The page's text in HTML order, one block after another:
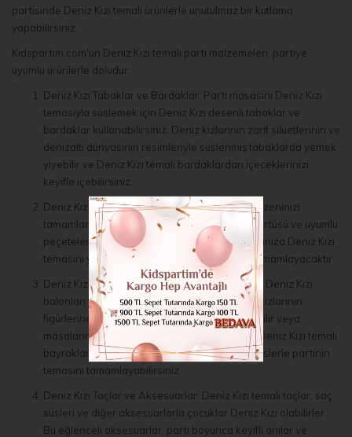
partisinde Deniz Kızı temalı ürünlerle unutulmaz bir kutlama
yapabilirsiniz.
Kidspartim.com'un Deniz Kızı temalı parti malzemeleri, partiye
uyumlu ürünlerle doludur.
Deniz Kızı Tabaklar ve Bardaklar: Parti masasını Deniz Kızı
temasıyla süslemek için Deniz Kızı desenli tabaklar ve
bardaklar kullanabilirsiniz. Deniz kızlarının zarif siluetlerinin ve
denizaltı dünyasının resimleriyle süslenmiş tabaklarda yemek
yiyebilir ve Deniz Kızı temalı bardaklardan içeceklerinizi
keyifle içebilirsiniz.
Deniz Kızı Masa Örtüsü ve Peçeteler: Masa düzeninizi
tamamlamak için Deniz Kızı desenli bir masa örtüsü ve uyumlu
peçeteler tercih edebilirsiniz. Bu ürünler, masanıza Deniz Kızı
temasını yansıtacak ve partinin atmosferini tamamlayacaktır.
Deniz Kızı Balonlar ve Süsler: Parti mekanınızı Deniz Kızı
balonları ve diğer süslerle canlandırın. Deniz kızlarının
figürlerine benzeyen balonları duvarlara asabilir veya
masaların etrafına yerleştirebilirsiniz. Ayrıca, Deniz Kızı temalı
bayraklar, posterler ve bannerlar gibi diğer süslerle partinin
temasını tamamlayabilirsiniz.
Deniz Kızı Taçlar ve Aksesuarlar: Deniz Kızı temalı taçlar, saç
süsleri ve diğer aksesuarlarla çocuklar Deniz Kızı olabilirler.
Bu eğlenceli aksesuarlar, parti boyunca keyifli anılar ve